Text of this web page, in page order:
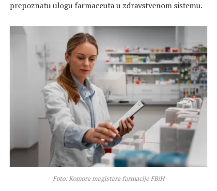
prepoznatu ulogu farmaceuta u zdravstvenom sistemu.
Foto: Komora magistara farmacije FBiH